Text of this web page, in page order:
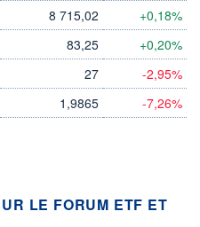
8 715,02 +0,18%
83,25 +0,20%
27 -2,95%
1,9865 -7,26%
LE FORUM ETF ET